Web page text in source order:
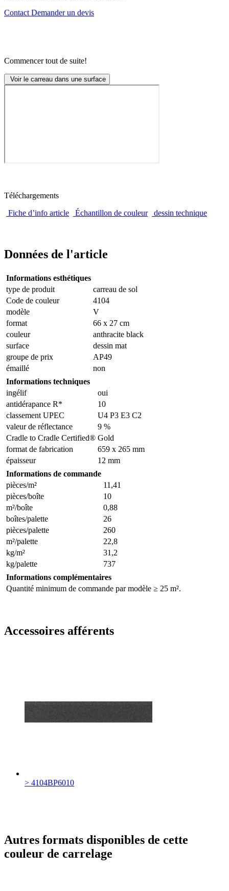
Contact Demander un devis
Commencer tout de suite!
Voir le carreau dans une surface
Téléchargements
Fiche d’info article
Échantillon de couleur dessin technique
Données de l'article
Informations esthétiques
type de produit
carreau de sol
Code de couleur
4104
modèle
V
format
66 x 27 cm
couleur
anthracite black
surface
dessin mat
groupe de prix
AP49
émaillé
non
Informations techniques
ingélif
oui
antidérapance R*
10
classement UPEC
U4 P3 E3 C2
valeur de réflectance
9 %
Cradle to Cradle Certified® Gold
format de fabrication
659 x 265 mm
épaisseur
12 mm
Informations de commande
pièces/m²
11,41
pièces/boîte
10
m²/boîte
0,88
boîtes/palette
26
pièces/palette
260
m²/palette
22,8
kg/m²
31,2
kg/palette
737
Informations complémentaires
Quantité minimum de commande par modèle ≥ 25 m².
Accessoires afférents
> 4104BP6010
Autres formats disponibles de cette
couleur de carrelage